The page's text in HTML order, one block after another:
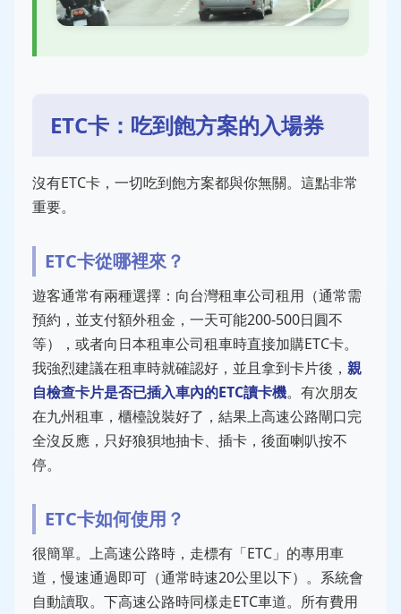
ETC卡：吃到飽方案的入場券
沒有ETC卡，一切吃到飽方案都與你無關。這點非常
重要。
ETC卡從哪裡來？
遊客通常有兩種選擇：向台灣租車公司租用（通常需
預約，並支付額外租金，一天可能200-500日圓不
等），或者向日本租車公司租車時直接加購ETC卡。
我強烈建議在租車時就確認好，並且拿到卡片後， 親
自檢查卡片是否已插入車內的ETC讀卡機。有次朋友
在九州租車，櫃檯說裝好了，結果上高速公路閘口完
全沒反應，只好狼狽地抽卡、插卡，後面喇叭按不
停。
ETC卡如何使用？
很簡單。上高速公路時，走標有「ETC」的專用車
道，慢速通過即可（通常時速20公里以下）。系統會
自動讀取。下高速公路時同樣走ETC車道。所有費用